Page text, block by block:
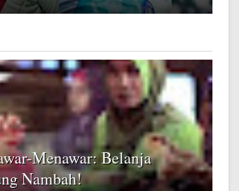
Menawar: Belanja
Nambah!